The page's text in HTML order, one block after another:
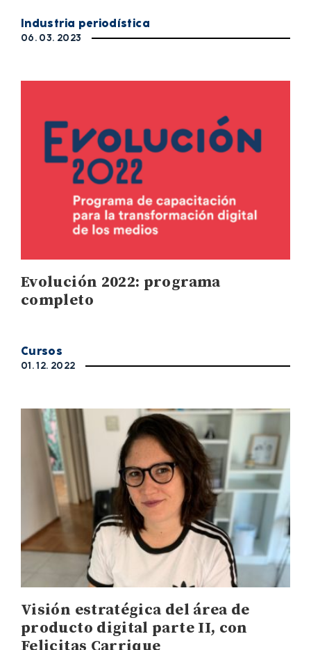
Industria periodística
06. 03. 2023
Evolución 2022: programa
completo
Cursos
01. 12. 2022
Visión estratégica del área de
producto digital parte II, con